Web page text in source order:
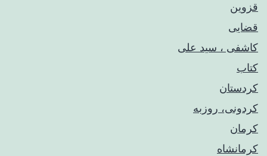
قزوین
قضایی
کاشفی ، سید علی
کتاب
کردستان
کردونی، روزبه
کرمان
کرمانشاه